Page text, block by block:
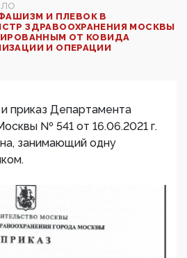
И ПЛЕВОК В
ЗДРАВООХРАНЕНИЯ МОСКВЫ
ОТ КОВИДА
И ОПЕРАЦИИ
приказ Департамента
№ 541 от 16.06.2021 г.
занимающий одну